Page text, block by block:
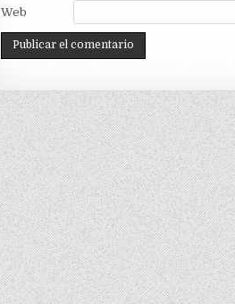
Web